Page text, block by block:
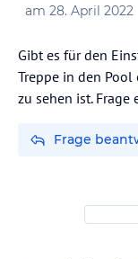
am 28. April 2022
Gibt es für den
Treppe in den
zu sehen ist.
Frage